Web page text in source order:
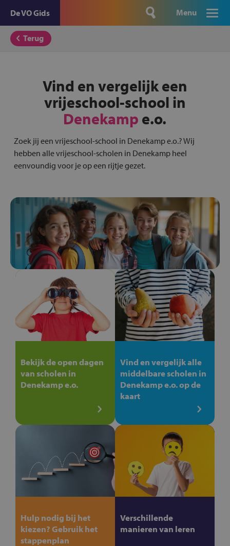
De VO Gids Menu
Terug
Vind en vergelijk een
vrijeschool-school in
Denekamp e.o.
Zoek jij een vrijeschool-school in Denekamp e.o.? Wij
hebben alle vrijeschool-scholen in Denekamp heel
eenvoundig voor je op een rijtje gezet.
Bekijk de open dagen
van scholen in
Denekamp e.o.
Vind en vergelijk alle
middelbare scholen in
Denekamp e.o. op de
kaart
Hulp nodig bij het
kiezen? Gebruik het
stappenplan
Verschillende
manieren van leren